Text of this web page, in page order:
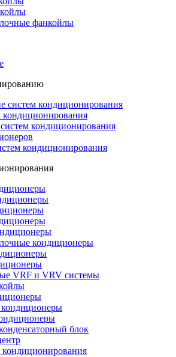
фанкойлы
систем кондиционирования
кондиционирования
кондиционирования
кондиционеры
VRF и VRV системы
блок
кондиционирования